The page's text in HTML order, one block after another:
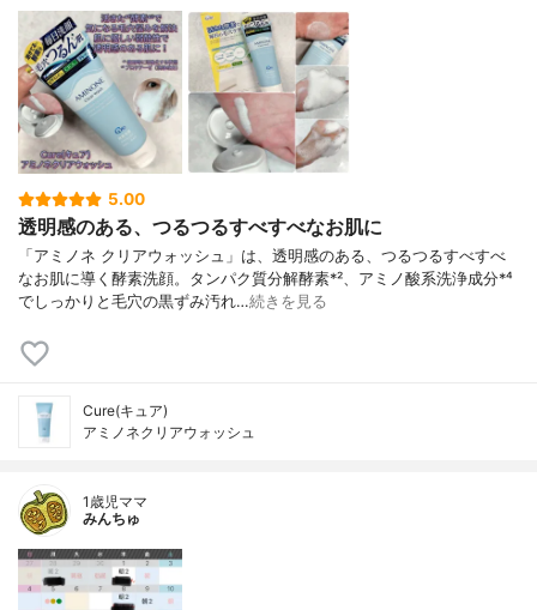
5.00
透明感のある、つるつるすべすべなお肌に
「アミノネ クリアウォッシュ」は、透明感のある、つるつるすべすべ
なお肌に導く酵素洗顔。タンパク質分解酵素*²、アミノ酸系洗浄成分*⁴
でしっかりと毛穴の黒ずみ汚れ…続きを見る
Cure(キュア)
アミノネクリアウォッシュ
1歳児ママ
みんちゅ